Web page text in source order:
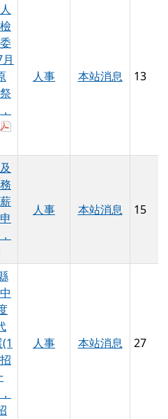
觀看：
人事 本站消息 13
人事 本站消息 15
人事 本站消息 27